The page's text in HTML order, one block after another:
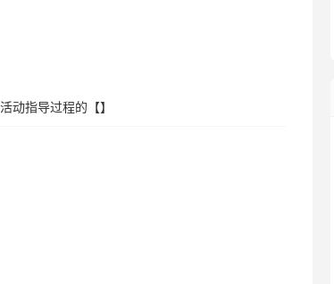
动指导过程的【】